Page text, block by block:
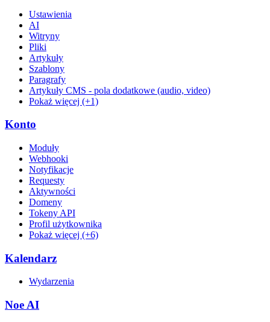
Ustawienia
AI
Witryny
Pliki
Artykuły
Szablony
Paragrafy
Artykuły CMS - pola dodatkowe (audio, video)
Pokaż więcej (+1)
Konto
Moduły
Webhooki
Notyfikacje
Requesty
Aktywności
Domeny
Tokeny API
Profil użytkownika
Pokaż więcej (+6)
Kalendarz
Wydarzenia
Noe AI